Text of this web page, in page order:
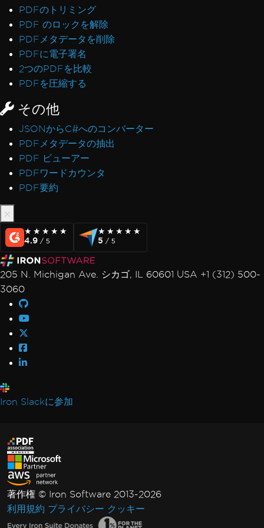
PDFのトリミング
PDF のロックを解除
PDFメタデータを削除
PDFに電子署名
2つのPDFを比較
PDFを圧縮する
その他
JSONからC#へのコンバーター
PDFメタデータの抽出
PDF ビューアー
PDFワードカウンタ
PDF要約
★★★★★
★★★★★
4.9 / 5
★★★★★
★★★★★
5 / 5
205 N. Michigan Ave. シカゴ, IL 60601 USA +1 (312) 500-
3060
Iron Slackに参加
著作権 © Iron Software 2013-2026
利用規約 プライバシー クッキー